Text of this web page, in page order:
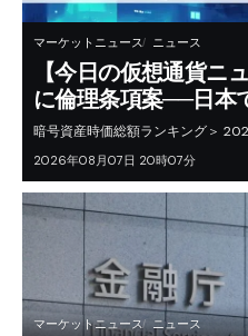
マーケットニュース ニュース
【今日の仮想通貨ニ
に倫理条項案──日本
暗号資産時価総額ランキング＞
2026年08月07日 20時07分
マーケットニュース ニュース